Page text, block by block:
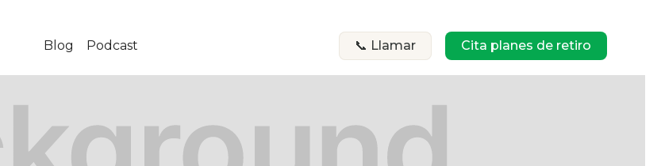
Blog Podcast 📞 Llamar Cita planes de retiro